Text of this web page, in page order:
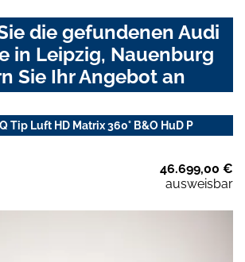
die gefundenen Audi
in Leipzig, Nauenburg
Sie Ihr Angebot an
Tip Luft HD Matrix 360° B&O HuD P
46.699,00 €
ausweisbar